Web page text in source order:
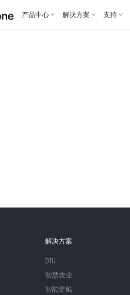
产品中心 解决方案 支持
解决方案
DTU
智慧农业
智能穿戴